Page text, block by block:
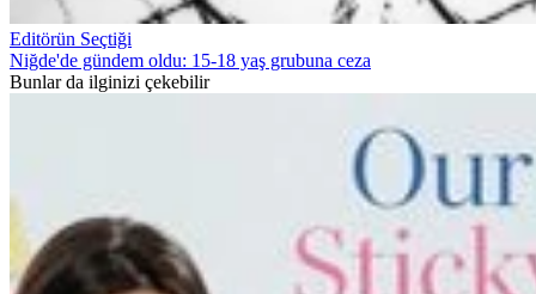
Editörün Seçtiği
Niğde'de gündem oldu: 15-18 yaş grubuna ceza
Bunlar da ilginizi çekebilir